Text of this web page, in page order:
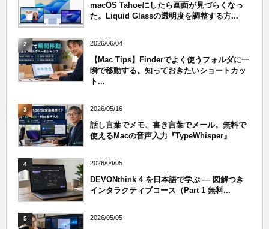
macOS Tahoeにしたら画面が見づらくなっ
た。Liquid Glassの透明度を調整する方...
2 2026/06/04
【Mac Tips】Finderでよく使うフォルダに一
瞬で移動する。知っておきたいショートカッ
ト...
3 2026/05/16
話し言葉でメモ、書き言葉でメール。無料で
使えるMacの音声入力『TypeWhisper』
4 2026/04/05
DEVONthink 4 を日本語で学ぶ — 図解つき
インタラクティブコース（Part 1 無料...
5 2026/05/05